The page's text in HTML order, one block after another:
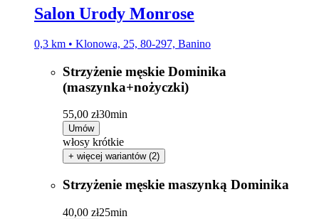
Salon Urody Monrose
0,3 km • Klonowa, 25, 80-297, Banino
Strzyżenie męskie Dominika
(maszynka+nożyczki)
55,00 zł30min
Umów
włosy krótkie
+ więcej wariantów (2)
Strzyżenie męskie maszynką Dominika
40,00 zł25min